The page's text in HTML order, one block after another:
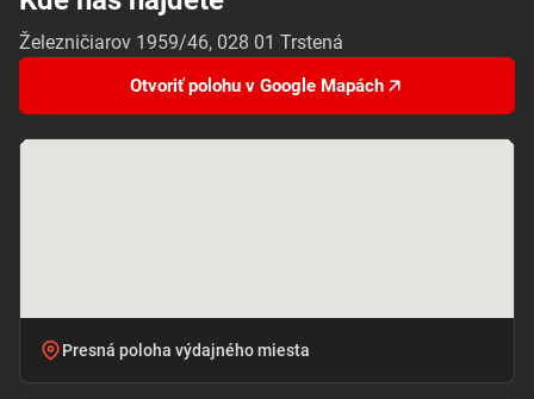
Železničiarov 1959/46, 028 01 Trstená
Otvoriť polohu v Google Mapách
Presná poloha výdajného miesta